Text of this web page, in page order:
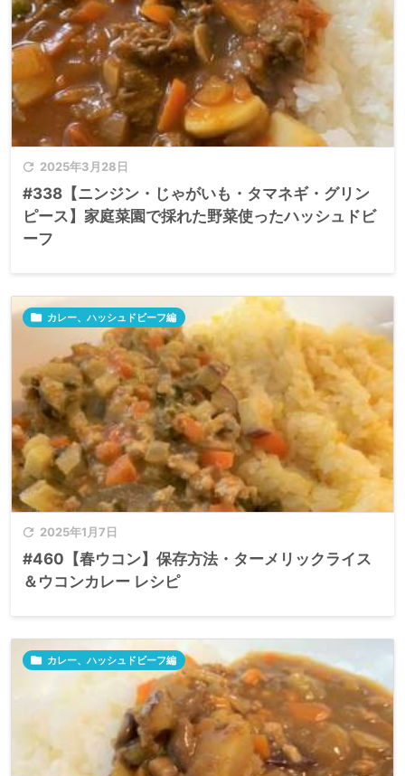
 2025年3月28日
#338【ニンジン・じゃがいも・タマネギ・グリン
ピース】家庭菜園で採れた野菜使ったハッシュドビ
ーフ
 2025年1月7日
 カレー、ハッシュドビーフ編
#460【春ウコン】保存方法・ターメリックライス
＆ウコンカレー レシピ
 カレー、ハッシュドビーフ編